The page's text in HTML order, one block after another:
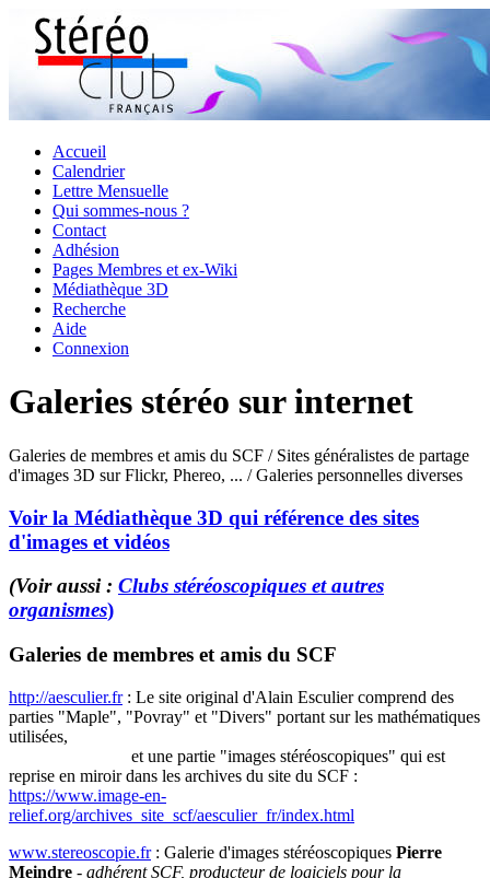
Accueil
Calendrier
Lettre Mensuelle
Qui sommes-nous ?
Contact
Adhésion
Pages Membres et ex-Wiki
Médiathèque 3D
Recherche
Aide
Connexion
Galeries stéréo sur internet
Galeries de membres et amis du SCF / Sites généralistes de partage
d'images 3D sur Flickr, Phereo, ... / Galeries personnelles diverses
Voir la Médiathèque 3D qui référence des sites
d'images et vidéos
(Voir aussi : Clubs stéréoscopiques et autres
organismes)
Galeries de membres et amis du SCF
http://aesculier.fr: Le site original d'Alain Esculier comprend des
parties "Maple", "Povray" et "Divers" portant sur les mathématiques
utilisées,
et une partie "images stéréoscopiques" qui est
reprise en miroir dans les archives du site du SCF :
https://www.image-en-
relief.org/archives_site_scf/aesculier_fr/index.html
www.stereoscopie.fr: Galerie d'images stéréoscopiques Pierre
Meindre - adhérent SCF, producteur de logiciels pour la